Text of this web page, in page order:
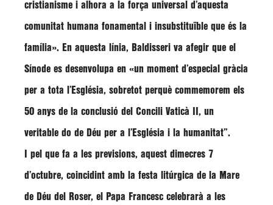
cristianisme i alhora a la força universal d’aquesta
comunitat humana fonamental i insubstituïble que és la
família». En aquesta línia, Baldisseri va afegir que el
Sínode es desenvolupa en «un moment d’especial gràcia
per a tota l’Església, sobretot perquè commemorem els
50 anys de la conclusió del Concili Vaticà II, un
veritable do de Déu per a l’Església i la humanitat”.
I pel que fa a les previsions, aquest dimecres 7
d’octubre, coincidint amb la festa litúrgica de la Mare
de Déu del Roser, el Papa Francesc celebrarà a les